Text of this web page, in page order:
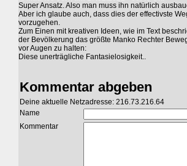
Super Ansatz. Also man muss ihn natürlich
Aber ich glaube auch, dass dies der effectivste
vorzugehen.
Zum Einen mit kreativen Ideen, wie im Text
der Bevölkerung das größte Manko Rechter
vor Augen zu halten:
Diese unerträgliche Fantasielosigkeit..
Kommentar abgeben
Deine aktuelle Netzadresse: 216.73.216.64
Name
Kommentar